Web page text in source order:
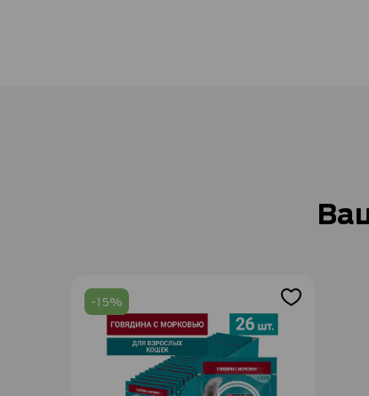
-15%